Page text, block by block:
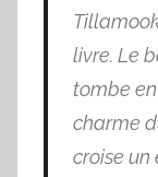
livre. Le
tombe
charme
croise